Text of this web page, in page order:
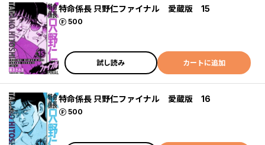
特命係長 只野仁ファイナル 愛蔵版 15
500
ポイント
試し読み カートに追加
特命係長 只野仁ファイナル 愛蔵版 16
500
ポイント